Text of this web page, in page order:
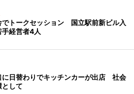
でトークセッション 国立駅前新ビル入
手経営者4人
に日替わりでキッチンカーが出店 社会
して